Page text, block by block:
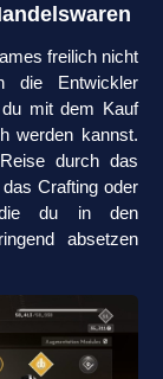
freilich nicht
die Entwickler
mit dem Kauf
werden kannst.
durch das
Crafting oder
die du in den
absetzen